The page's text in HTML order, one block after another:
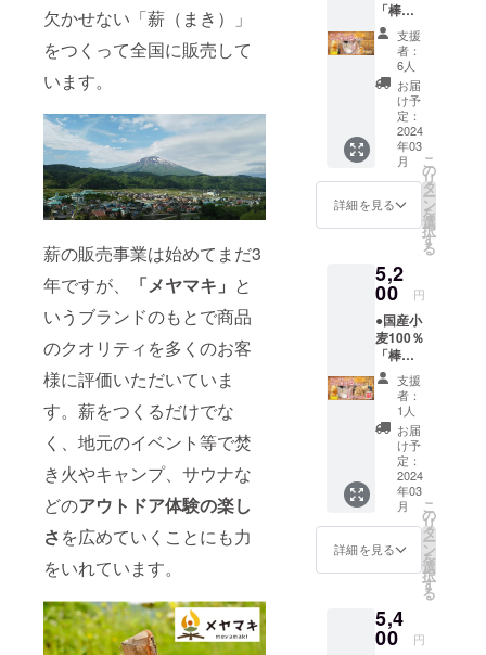
欠かせない「薪（まき）」
をつくって全国に販売して
います。
薪の販売事業は始めてまだ3
年ですが、
「メヤマキ」 と
いうブランドのもとで商品
のクオリティを多くのお客
様に評価いただいていま
す。薪をつくるだけでな
く、地元のイベント等で焚
き火やキャンプ、サウナな
どのアウトドア体験の楽し
さを広めていくことにも力
をいれています。
されま
す。 商
品開封
前には
必ずお
届けの
リター
ンに貼
付され
たラベ
意書き
をご確
※クール
便での
お届け
になり
ます。
到着し
ました
ら、箱
からパ
ン生地
を出し
て冷凍
庫で保
管くだ
さい。
方およ
び離島
きませ
ん。 ※
支援額
のリ
ターン
品と同
じ「棒
パン用
パン生
地」を
お送り
しま
す。
【青森
南西部
にあ
り、豊
かな森
に囲ま
れ世界
自然遺
産「白
神山
地」の
入口の
ひとつ
でもあ
りま
す。 白
のブナ
林散策
学、ダ
ム湖の
選択し
てくだ
さい）
●竹棒３
本
（60cm
の長さ
にカッ
ト済
み） を
セット
でお届
はパン
生地と
は別
送）
『初め
ての人
でも安
心＜棒
パンの
楽しみ
方＞説
明書』
付き パ
ン生
地：
80g×6
個 国
手、青
森産）
「棒パ
ン」用
パン生
地（プ
レー
ン）6個
入り×２
セッ
ト ま
たは
３種詰
合せ
（プ
レー
コア、
抹茶各
２）×２
セッ
ト を
お届け
しま
す。
（内容
物はオ
プショ
ンから
選択し
てくだ
さい）
『初め
ての人
楽しみ
方＞説
支援
者：
6人
お届
け予
定：
2024
年03
月
詳細を見る
こ
の
リ
タ
ー
ン
を
選
択
す
る
5,2
00 円
●国産小
麦100％
「棒パ
ン」用
パン生
地（プ
レー
ン）6個
入り
また
は ３
種詰合
せ（プ
レー
ン、コ
コア、
２）
（内容
物はオ
支援
者：
1人
お届
け予
定：
2024
年03
月
詳細を見る
こ
の
リ
タ
ー
ン
を
選
択
す
る
5,4
00 円